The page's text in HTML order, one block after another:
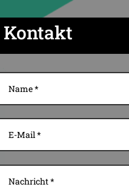
Kontakt